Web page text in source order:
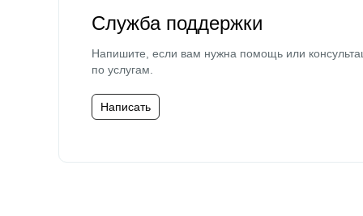
Служба поддержки
Напишите, если вам нужна помощь или
по услугам.
Написать